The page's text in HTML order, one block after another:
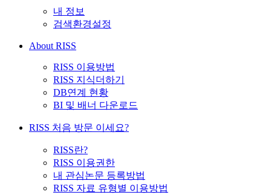
내 정보
검색환경설정
About RISS
RISS 이용방법
RISS 지식더하기
DB연계 현황
BI 및 배너 다운로드
RISS 처음 방문 이세요?
RISS란?
RISS 이용권한
내 관심논문 등록방법
RISS 자료 유형별 이용방법